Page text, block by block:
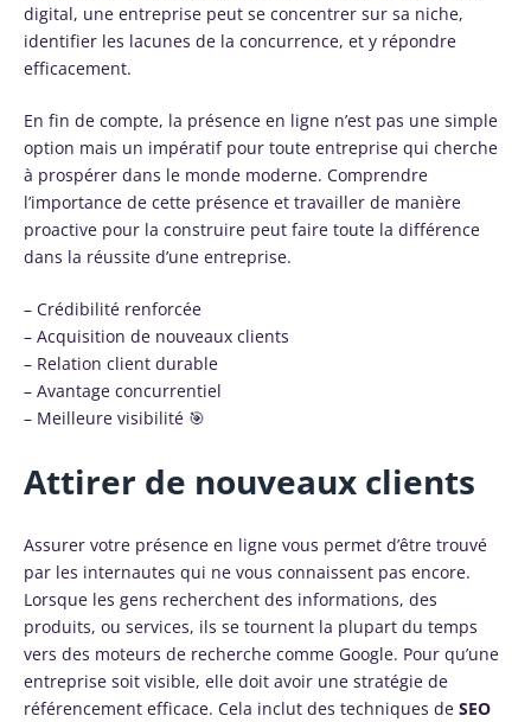
digital, une entreprise peut se concentrer sur sa niche,
identifier les lacunes de la concurrence, et y répondre
efficacement.
En fin de compte, la présence en ligne n’est pas une simple
option mais un impératif pour toute entreprise qui cherche
à prospérer dans le monde moderne. Comprendre
l’importance de cette présence et travailler de manière
proactive pour la construire peut faire toute la différence
dans la réussite d’une entreprise.
– Crédibilité renforcée
– Acquisition de nouveaux clients
– Relation client durable
– Avantage concurrentiel
– Meilleure visibilité 🎯
Attirer de nouveaux clients
Assurer votre présence en ligne vous permet d’être trouvé
par les internautes qui ne vous connaissent pas encore.
Lorsque les gens recherchent des informations, des
produits, ou services, ils se tournent la plupart du temps
vers des moteurs de recherche comme Google. Pour qu’une
entreprise soit visible, elle doit avoir une stratégie de
référencement efficace. Cela inclut des techniques de SEO